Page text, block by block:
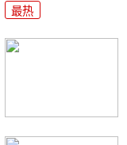
最热